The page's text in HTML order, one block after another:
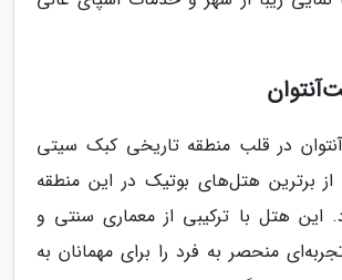
در قلب منطقه تاریخی کبک سیتی
از برترین هتل‌های بوتیک در این منطقه
هتل با ترکیبی از معماری سنتی و
منحصر به فرد را برای مهمانان به